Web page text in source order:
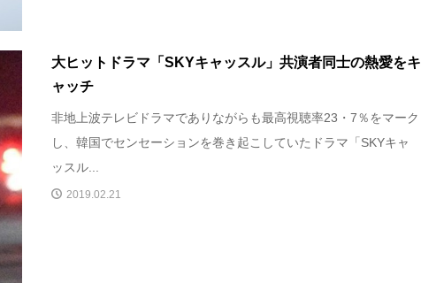
大ヒットドラマ「SKYキャッスル」共演者同士の熱愛をキ
ャッチ
非地上波テレビドラマでありながらも最高視聴率23・7％をマーク
し、韓国でセンセーションを巻き起こしていたドラマ「SKYキャ
ッスル...
2019.02.21